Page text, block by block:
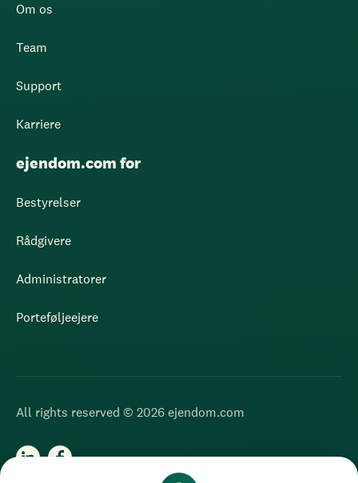
Om os
Team
Support
Karriere
ejendom.com for
Bestyrelser
Rådgivere
Administratorer
Porteføljeejere
All rights reserved © 2026 ejendom.com